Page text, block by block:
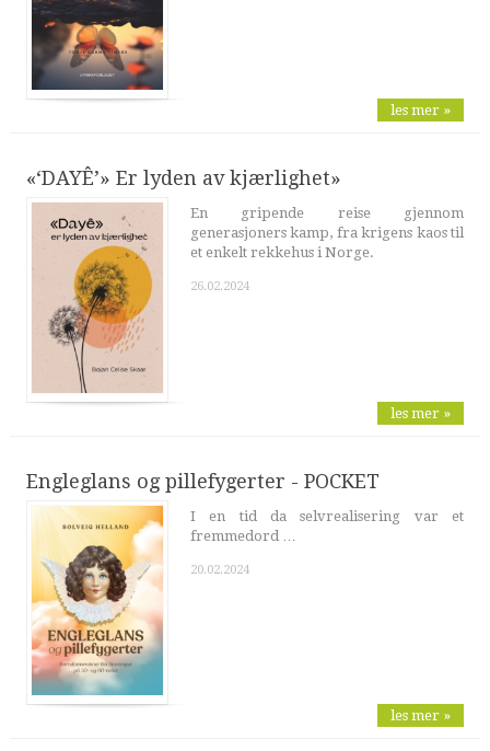
les mer »
«‘DAYÊ’» Er lyden av kjærlighet»
En gripende reise gjennom
generasjoners kamp, fra krigens kaos til
et enkelt rekkehus i Norge.
26.02.2024
les mer »
Engleglans og pillefygerter - POCKET
I en tid da selvrealisering var et
fremmedord …
20.02.2024
les mer »